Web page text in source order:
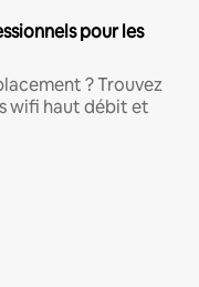
pour les
? Trouvez
wifi haut débit et